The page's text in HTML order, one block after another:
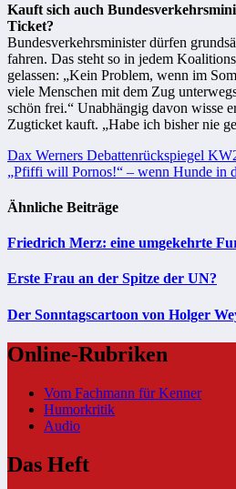
Kauft sich auch
Ticket?
Bundesverkehrsminister dürfen
fahren. Das steht so in jedem
gelassen: „Kein Problem, wenn im
viele Menschen mit dem Zug
schön frei.“ Unabhängig davon wisse
Zugticket kauft. „Habe ich bisher nie
Beitragsnavigation
Dax Werners Debattenrückspiegel
„Pfiffi will Pornos!“ – wenn Hunde in
Ähnliche Beiträge
Friedrich Merz: eine umgekehrte
Erste Frau an der Spitze der UN?
Der Sonntagscartoon von Holger
Online-Rubriken
Vom Fachmann für Kenner
Humorkritik
Audio
Das Heft